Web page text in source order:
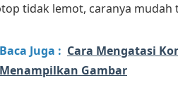
tidak lemot, caranya
Baca Juga : Cara Mengatasi
Menampilkan Gambar